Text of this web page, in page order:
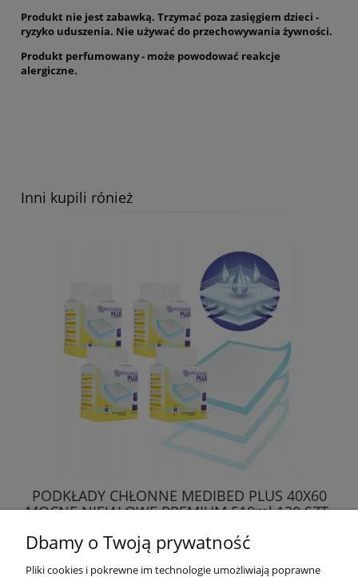
Produkt nie jest zabawką. Trzymać poza zasięgiem dzieci -
ryzyko uduszenia. Nie używać do przechowywania żywności.
Produkt perfumowany - może powodować reakcje
alergiczne.
Inni kupili rónież
PODKŁADY CHŁONNE MEDIBED PLUS 40X60
MOCNE NIEJAŁOWE PREMIUM 510ml 120 SZT.
73,56 zł
Dbamy o Twoją prywatność
Pliki cookies i pokrewne im technologie umożliwiają poprawne